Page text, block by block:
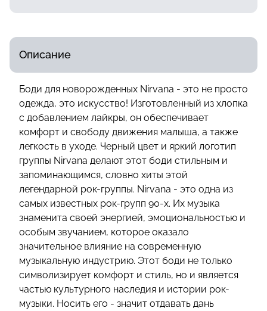
Описание
Боди для новорожденных Nirvana - это не просто
одежда, это искусство! Изготовленный из хлопка
с добавлением лайкры, он обеспечивает
комфорт и свободу движения малыша, а также
легкость в уходе. Черный цвет и яркий логотип
группы Nirvana делают этот боди стильным и
запоминающимся, словно хиты этой
легендарной рок-группы. Nirvana - это одна из
самых известных рок-групп 90-х. Их музыка
знаменита своей энергией, эмоциональностью и
особым звучанием, которое оказало
значительное влияние на современную
музыкальную индустрию. Этот боди не только
символизирует комфорт и стиль, но и является
частью культурного наследия и истории рок-
музыки. Носить его - значит отдавать дань